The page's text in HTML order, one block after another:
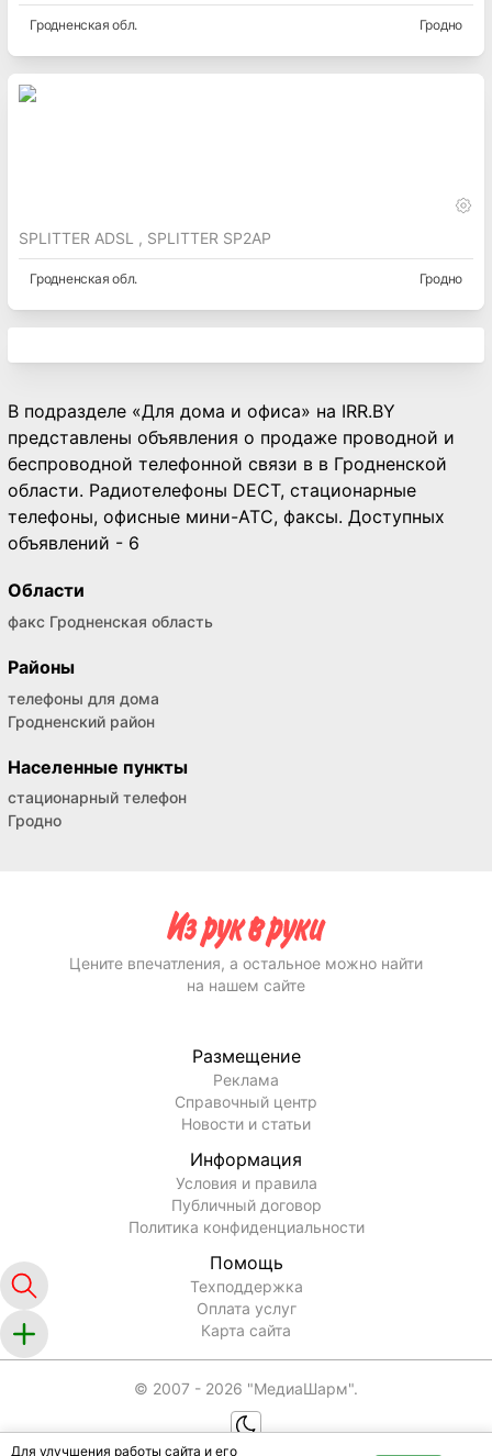
Гродненская обл. Гродно
SPLITTER ADSL , SPLITTER SP2AP
Гродненская обл. Гродно
В подразделе «Для дома и офиса» на IRR.BY
представлены объявления о продаже проводной и
беспроводной телефонной связи в в Гродненской
области. Радиотелефоны DECT, стационарные
телефоны, офисные мини-АТС, факсы. Доступных
объявлений - 6
Области
факс Гродненская область
Районы
телефоны для дома
Гродненский район
Населенные пункты
стационарный телефон
Гродно
Для улучшения работы сайта и его
Цените впечатления, а остальное можно найти
на нашем сайте
Размещение
Реклама
Справочный центр
Новости и статьи
Информация
Условия и правила
Публичный договор
Политика конфиденциальности
Помощь
Техподдержка
Оплата услуг
Карта сайта
© 2007 - 2026 "МедиаШарм".